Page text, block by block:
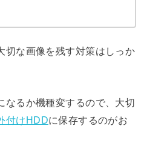
切な画像を残す対策はしっか
なるか機種変するので、大切
付けHDDに保存するのがお